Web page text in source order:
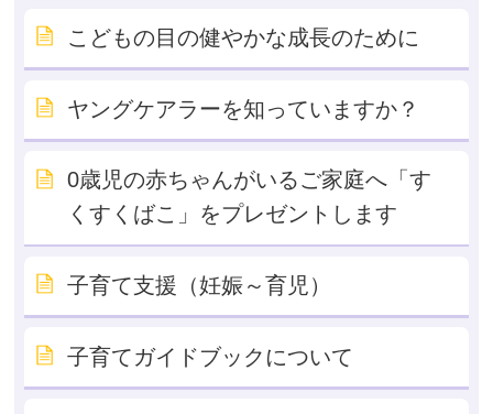
こどもの目の健やかな成長のために
ヤングケアラーを知っていますか？
0歳児の赤ちゃんがいるご家庭へ「す
くすくばこ」をプレゼントします
子育て支援（妊娠～育児）
子育てガイドブックについて